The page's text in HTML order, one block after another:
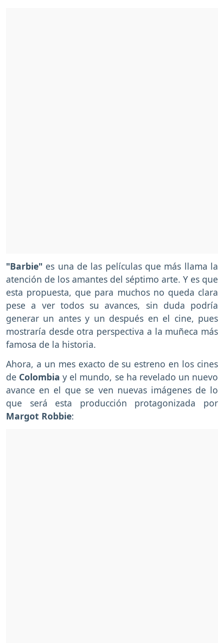
"Barbie" es una de las películas que más llama la
atención de los amantes del séptimo arte. Y es que
esta propuesta, que para muchos no queda clara
pese a ver todos su avances, sin duda podría
generar un antes y un después en el cine, pues
mostraría desde otra perspectiva a la muñeca más
famosa de la historia.
Ahora, a un mes exacto de su estreno en los cines
de Colombia y el mundo, se ha revelado un nuevo
avance en el que se ven nuevas imágenes de lo
que será esta producción protagonizada por
Margot Robbie: